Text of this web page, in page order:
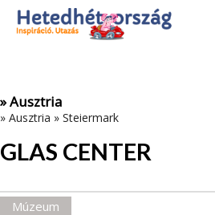
Az oldal sütiket (cookies) használ.
Adatvédelmi tájékoztató
» Ausztria
» Ausztria » Steiermark
GLAS CENTER
Múzeum